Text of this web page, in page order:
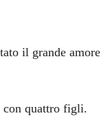
il grande amore
con quattro figli.